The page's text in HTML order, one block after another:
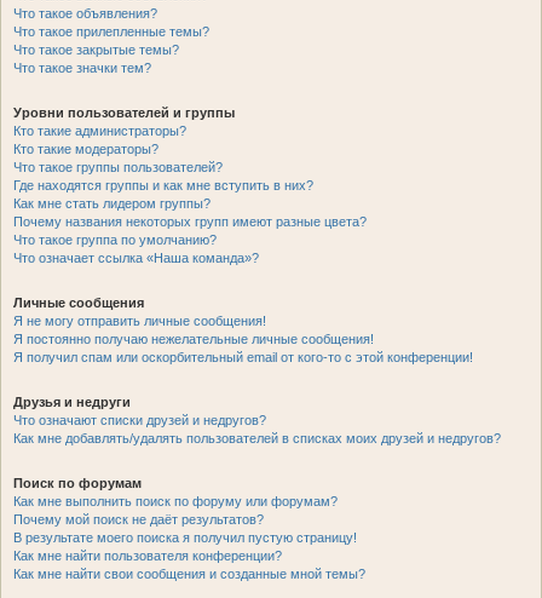
Что такое объявления?
Что такое прилепленные темы?
Что такое закрытые темы?
Что такое значки тем?
Уровни пользователей и группы
Кто такие администраторы?
Кто такие модераторы?
Что такое группы пользователей?
Где находятся группы и как мне вступить в них?
Как мне стать лидером группы?
Почему названия некоторых групп имеют разные цвета?
Что такое группа по умолчанию?
Что означает ссылка «Наша команда»?
Личные сообщения
Я не могу отправить личные сообщения!
Я постоянно получаю нежелательные личные сообщения!
Я получил спам или оскорбительный email от кого-то с этой конференции!
Друзья и недруги
Что означают списки друзей и недругов?
Как мне добавлять/удалять пользователей в списках моих друзей и недругов?
Поиск по форумам
Как мне выполнить поиск по форуму или форумам?
Почему мой поиск не даёт результатов?
В результате моего поиска я получил пустую страницу!
Как мне найти пользователя конференции?
Как мне найти свои сообщения и созданные мной темы?